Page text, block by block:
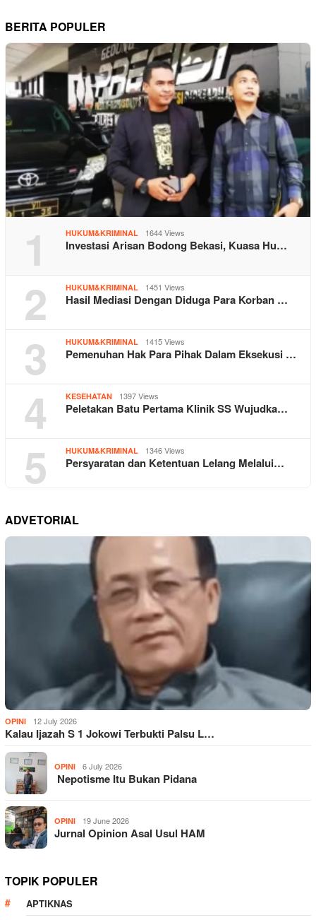
BERITA POPULER
1 HUKUM&KRIMINAL 1644 Views
Investasi Arisan Bodong Bekasi, Kuasa Hu…
2 HUKUM&KRIMINAL 1451 Views
Hasil Mediasi Dengan Diduga Para Korban …
3 HUKUM&KRIMINAL 1415 Views
Pemenuhan Hak Para Pihak Dalam Eksekusi …
4 KESEHATAN 1397 Views
Peletakan Batu Pertama Klinik SS Wujudka…
5 HUKUM&KRIMINAL 1346 Views
Persyaratan dan Ketentuan Lelang Melalui…
ADVETORIAL
OPINI 12 July 2026
Kalau Ijazah S 1 Jokowi Terbukti Palsu L…
OPINI 6 July 2026
Nepotisme Itu Bukan Pidana
OPINI 19 June 2026
Jurnal Opinion Asal Usul HAM
TOPIK POPULER
APTIKNAS